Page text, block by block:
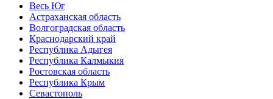
Весь Юг
Астраханская область
Волгоградская область
Краснодарский край
Республика Адыгея
Республика Калмыкия
Ростовская область
Республика Крым
Севастополь